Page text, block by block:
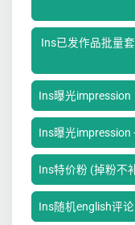
Ins已发作品批量
Ins曝光impression
Ins曝光impression
Ins特价粉 (掉粉不
Ins随机english评